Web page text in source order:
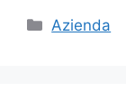
Categories
Azienda